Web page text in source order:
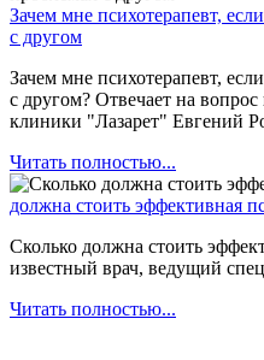
Зачем мне психотерапевт,
с другом
Зачем мне психотерапевт,
с другом? Отвечает на
клиники "Лазарет" Евгений
Читать полностью...
должна стоить эффективная
Сколько должна стоить
известный врач, ведущий
Читать полностью...